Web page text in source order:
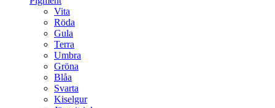
Vita
Röda
Gula
Terra
Umbra
Gröna
Blåa
Svarta
Kiselgur